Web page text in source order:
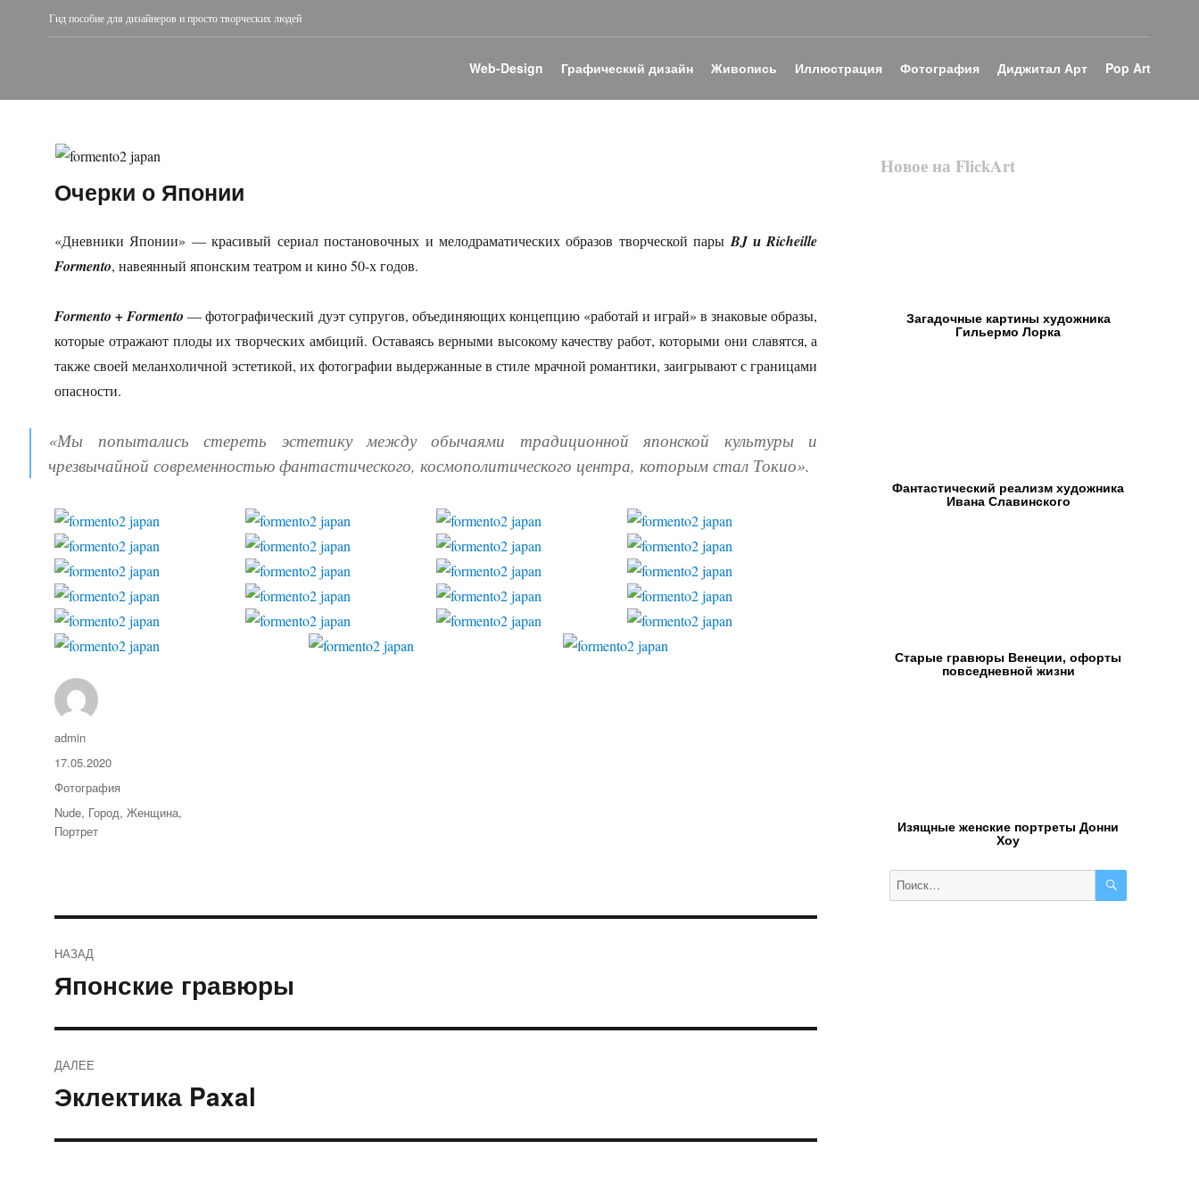
Гид пособие для дизайнеров и просто творческих людей
Web-Design Графический дизайн Живопись Иллюстрация Фотография Диджитал Арт Pop Art
Очерки о Японии
«Дневники Японии» — красивый сериал постановочных и мелодраматических образов творческой парыBJ и Richeille
Formento, навеянный японским театром и кино 50-х годов.
Formento + Formento — фотографический дуэт супругов, объединяющих концепцию «работай и играй» в знаковые образы,
которые отражают плоды их творческих амбиций. Оставаясь верными высокому качеству работ, которыми они славятся, а
также своей меланхоличной эстетикой, их фотографии выдержанные в стиле мрачной романтики, заигрывают с границами
опасности.
«Мы попытались стереть эстетику между обычаями традиционной японской культуры и
чрезвычайной современностью фантастического, космополитического центра, которым стал Токио».
Автор
admin
Опубликовано
17.05.2020
Рубрики
Фотография
Метки
Nude, Город,Женщина,
Портрет
по
НАЗАД
Предыдущая
Японские гравюры
ДАЛЕЕ
Следующая
Эклектика Paxal
Новое на FlickArt
Загадочные картины художника
Гильермо Лорка
Фантастический реализм художника
Ивана Славинского
Старые гравюры Венеции, офорты
повседневной жизни
Изящные женские портреты Донни
Хоу
Искать: ПОИСК